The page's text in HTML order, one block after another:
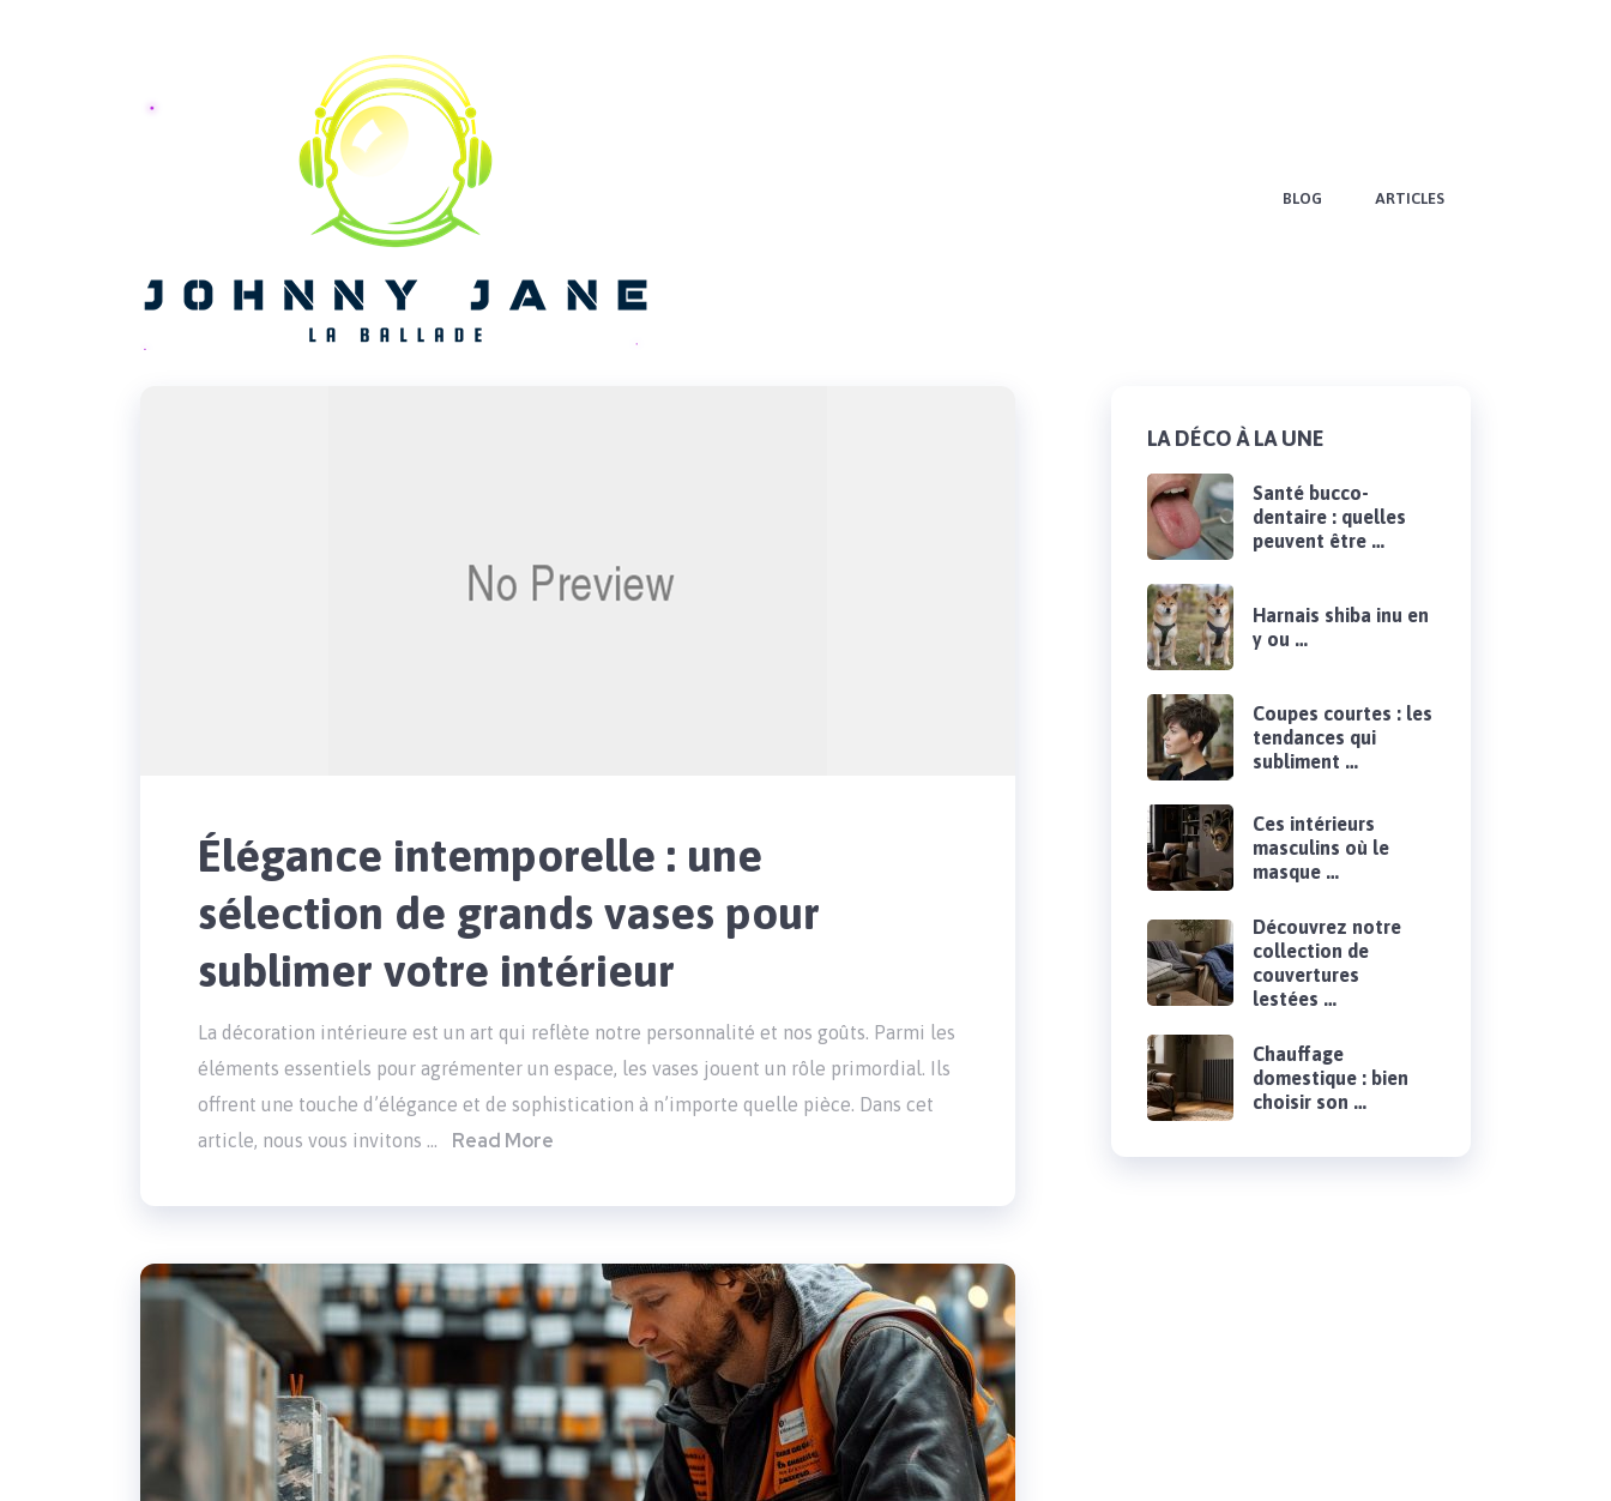
BLOG ARTICLES
Élégance intemporelle : une
sélection de grands vases pour
sublimer votre intérieur
La décoration intérieure est un art qui reflète notre personnalité et nos goûts. Parmi les
éléments essentiels pour agrémenter un espace, les vases jouent un rôle primordial. Ils
offrent une touche d’élégance et de sophistication à n’importe quelle pièce. Dans cet
article, nous vous invitons …
Read More
LA DÉCO À LA UNE
Santé bucco-
dentaire : quelles
peuvent être …
Harnais shiba inu en
y ou …
Coupes courtes : les
tendances qui
subliment …
Ces intérieurs
masculins où le
masque …
Découvrez notre
collection de
couvertures
lestées …
Chauffage
domestique : bien
choisir son …